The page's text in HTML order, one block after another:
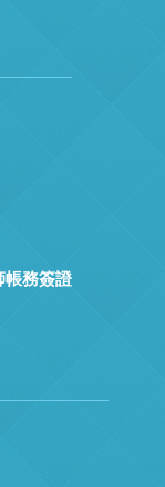
帳務簽證